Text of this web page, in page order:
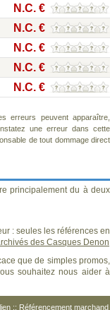
N.C. €
N.C. €
N.C. €
N.C. €
N.C. €
erreurs peuvent apparaître,
une erreur dans cette
de tout dommage direct
principalement du à deux
: seules les références en
des Casques Denon
que de simples promos,
souhaitez nous aider à
:: Référencement marchand